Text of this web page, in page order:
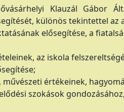
Klauzál Gábor
különös tekintettel az
elősegítése, a
az iskola
értékeinek,
szokások